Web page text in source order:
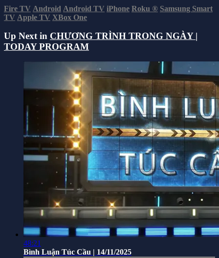
Fire TV Android Android TV iPhone Roku ® Samsung Smart
TV Apple TV XBox One
Up Next in CHƯƠNG TRÌNH TRONG NGÀY |
TODAY PROGRAM
48:21
Bình Luận Túc Cầu | 14/11/2025